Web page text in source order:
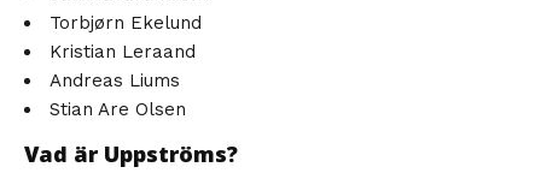
Torbjørn Ekelund
Kristian Leraand
Andreas Liums
Stian Are Olsen
Vad är Uppströms?